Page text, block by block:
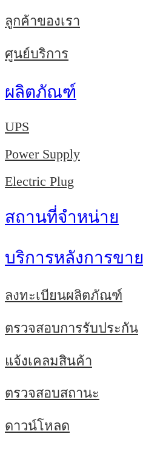
ลูกค้าของเรา
ศูนย์บริการ
ผลิตภัณฑ์
UPS
Power Supply
Electric Plug
สถานที่จำหน่าย
บริการหลังการขาย
ลงทะเบียนผลิตภัณฑ์
ตรวจสอบการรับประกัน
แจ้งเคลมสินค้า
ตรวจสอบสถานะ
ดาวน์โหลด